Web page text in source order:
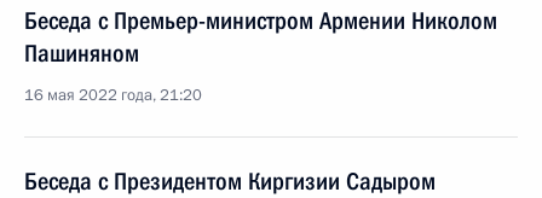
Беседа с Премьер-министром Армении Николом
Пашиняном
16 мая 2022 года, 21:20
Беседа с Президентом Киргизии Садыром